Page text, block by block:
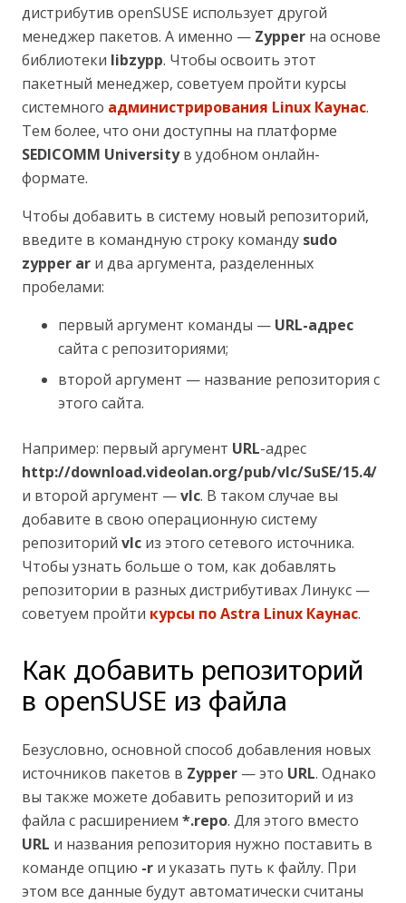
дистрибутив openSUSE использует другой
менеджер пакетов. А именно — Zypper на основе
библиотеки libzypp. Чтобы освоить этот
пакетный менеджер, советуем пройти курсы
системного администрирования Linux Каунас.
Тем более, что они доступны на платформе
SEDICOMM Universityв удобном онлайн-
формате.
Чтобы добавить в систему новый репозиторий,
введите в командную строку команду sudo
zypper ar и два аргумента, разделенных
пробелами:
первый аргумент команды — URL-адрес
сайта с репозиториями;
второй аргумент — название репозитория с
этого сайта.
Например: первый аргумент URL-адрес
http://download.videolan.org/pub/vlc/SuSE/15.4/
и второй аргумент —vlc. В таком случае вы
добавите в свою операционную систему
репозиторий vlc из этого сетевого источника.
Чтобы узнать больше о том, как добавлять
репозитории в разных дистрибутивах Линукс —
советуем пройти курсы по Astra Linux Каунас.
Как добавить репозиторий
в openSUSE из файла
Безусловно, основной способ добавления новых
источников пакетов в Zypper — это URL. Однако
вы также можете добавить репозиторий и из
файла с расширением *.repo. Для этого вместо
URL и названия репозитория нужно поставить в
команде опцию -r и указать путь к файлу. При
этом все данные будут автоматически считаны